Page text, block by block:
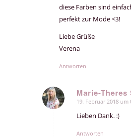
diese Farben sind
perfekt zur Mode <3!
Liebe Grüße
Verena
Antworten
Marie-
sagte:
19. Februar 2018 um
Lieben Dank. :)
Antworten